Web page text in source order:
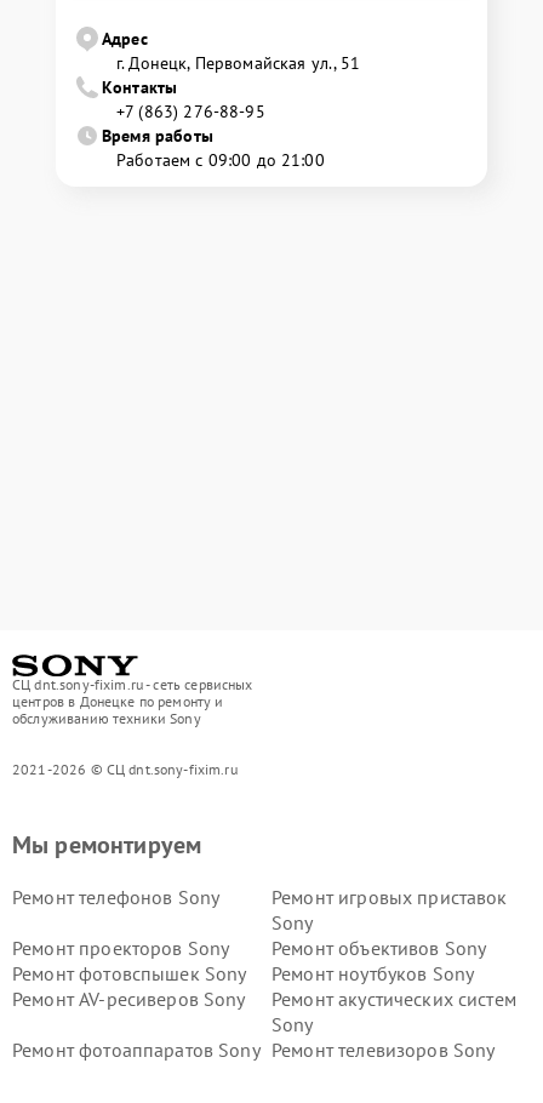
Адрес
г. Донецк, Первомайская ул., 51
Контакты
+7 (863) 276-88-95
Время работы
Работаем с 09:00 до 21:00
СЦ dnt.sony-fixim.ru - сеть сервисных
центров в Донецке по ремонту и
обслуживанию техники Sony
2021-2026 © СЦ dnt.sony-fixim.ru
Мы ремонтируем
Ремонт телефонов Sony
Ремонт игровых приставок
Sony
Ремонт проекторов Sony
Ремонт объективов Sony
Ремонт фотовспышек Sony
Ремонт ноутбуков Sony
Ремонт AV-ресиверов Sony
Ремонт акустических систем
Sony
Ремонт фотоаппаратов Sony Ремонт телевизоров Sony